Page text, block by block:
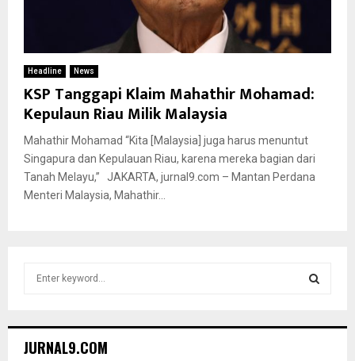
Headline News
KSP Tanggapi Klaim Mahathir Mohamad:
Kepulaun Riau Milik Malaysia
Mahathir Mohamad “Kita [Malaysia] juga harus menuntut
Singapura dan Kepulauan Riau, karena mereka bagian dari
Tanah Melayu,” JAKARTA, jurnal9.com – Mantan Perdana
Menteri Malaysia, Mahathir...
h
JURNAL9.COM